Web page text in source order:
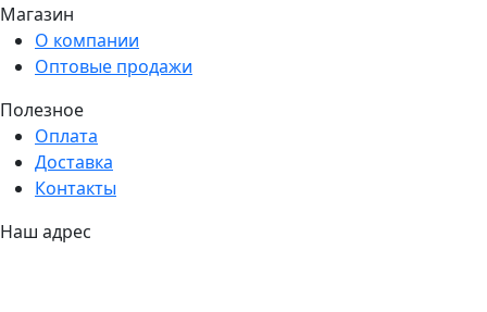
Магазин
О компании
Оптовые продажи
Полезное
Оплата
Доставка
Контакты
Наш адрес